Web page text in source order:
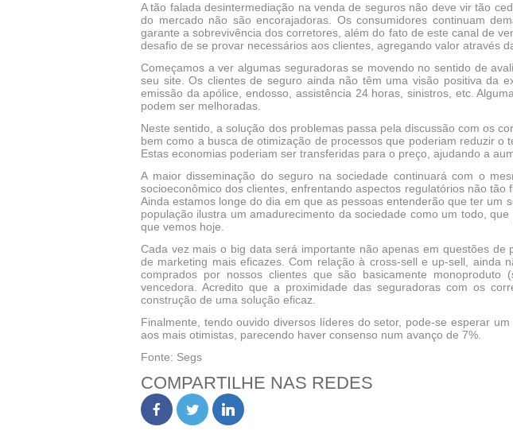
A tão falada desintermediação na venda de seguros não deve vir tão
do mercado não são encorajadoras. Os consumidores continuam
garante a sobrevivência dos corretores, além do fato de este canal de
desafio de se provar necessários aos clientes, agregando valor através
Começamos a ver algumas seguradoras se movendo no sentido de
seu site. Os clientes de seguro ainda não têm uma visão positiva da
emissão da apólice, endosso, assistência 24 horas, sinistros, etc.
podem ser melhoradas.
Neste sentido, a solução dos problemas passa pela discussão com os
bem como a busca de otimização de processos que poderiam reduzir
Estas economias poderiam ser transferidas para o preço, ajudando a
A maior disseminação do seguro na sociedade continuará com o
socioeconômico dos clientes, enfrentando aspectos regulatórios não
Ainda estamos longe do dia em que as pessoas entenderão que ter um
população ilustra um amadurecimento da sociedade como um todo,
que vemos hoje.
Cada vez mais o big data será importante não apenas em questões
de marketing mais eficazes. Com relação à cross-sell e up-sell, ainda
comprados por nossos clientes que são basicamente
vencedora. Acredito que a proximidade das seguradoras com os
construção de uma solução eficaz.
Finalmente, tendo ouvido diversos líderes do setor, pode-se esperar
aos mais otimistas, parecendo haver consenso num avanço de 7%.
Fonte: Segs
COMPARTILHE NAS REDES